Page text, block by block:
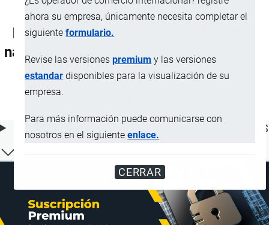
ahora su empresa, únicamente necesita completar el
siguienteformulario.
Revise las versionespremium y las versiones
estandar disponibles para la visualización de su
empresa.
Para más información puede comunicarse con
nosotros en el siguienteenlace.
CERRAR
piedras de afilar o pulir a mano, y sus
partes, de piedra natural, de abrasivos
naturales o artificiales aglomerados o de
cerámica, incluso con partes de otras
ÍNDICE DE CONTENIDOS